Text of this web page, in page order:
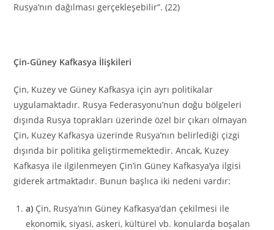
Rusya’nın dağılması gerçekleşebilir”. (22)
Çin-Güney Kafkasya İlişkileri
Çin, Kuzey ve Güney Kafkasya için ayrı politikalar
uygulamaktadır. Rusya Federasyonu’nun doğu bölgeleri
dışında Rusya toprakları üzerinde özel bir çıkarı olmayan
Çin, Kuzey Kafkasya üzerinde Rusya’nın belirlediği çizgi
dışında bir politika geliştirmemektedir. Ancak, Kuzey
Kafkasya ile ilgilenmeyen Çin’in Güney Kafkasya’ya ilgisi
giderek artmaktadır. Bunun başlıca iki nedeni vardır:
a) Çin, Rusya’nın Güney Kafkasya’dan çekilmesi ile
ekonomik, siyasi, askeri, kültürel vb. konularda boşalan